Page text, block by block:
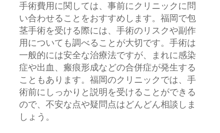
手術費用に関しては、事前にクリニックに問
い合わせることをおすすめします。福岡で包
茎手術を受ける際には、手術のリスクや副作
用についても調べることが大切です。手術は
一般的には安全な治療法ですが、まれに感染
症や出血、瘢痕形成などの合併症が発生する
こともあります。福岡のクリニックでは、手
術前にしっかりと説明を受けることができる
ので、不安な点や疑問点はどんどん相談しま
しょう。